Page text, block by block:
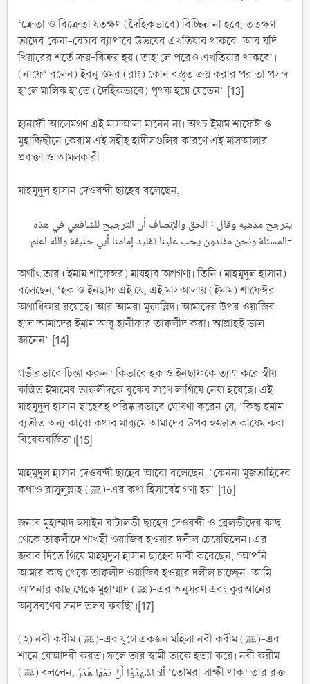
‘ক্রেতা ও বিক্রেতা যতক্ষণ (দৈহিকভাবে) বিচ্ছিন্ন না হবে, ততক্ষণ
তাদের কেনা-বেচার ব্যাপারে উভয়ের এখতিয়ার থাকবে। আর যদি
খিয়ারের শর্তে ক্রয়-বিক্রয় হয় (তাহ’লে পরেও এখতিয়ার থাকবে’।
(নাফে‘ বলেন) ইবনু ওমর (রাঃ) কোন বস্ত্ত ক্রয় করার পর তা পসন্দ
হ’লে মালিক হ’তে (দৈহিকভাবে) পৃথক হয়ে যেতেন’।[13]
হানাফী আলেমগণ এই মাসআলা মানেন না। অথচ ইমাম শাফেঈ ও
মুহাদ্দিছীনে কেরাম এই সহীহ হাদীসগুলির কারণে এই মাসআলার
প্রবক্তা ও আমলকারী।
মাহমূদুল হাসান দেওবন্দী ছাহেব বলেছেন,
يترجح مذهبه وقال : الحق والإنصاف أن الترجيح للشافعي في هذه
المسئلة ونحن مقلدون يجب علينا تقليد إمامنا أبي حنيفة والله اعلم-​
অর্থাৎ তার (ইমাম শাফেঈর) মাযহাব অগ্রগণ্য। তিনি (মাহমূদুল হাসান)
বলেছেন, ‘হক ও ইনছাফ এই যে, এই মাসআলায় (ইমাম) শাফেঈর
অগ্রাধিকার রয়েছে। আর আমরা মুক্বাল্লিদ। আমাদের উপর ওয়াজিব
হ’ল আমাদের ইমাম আবূ হানীফার তাক্বলীদ করা। আল্লাহই ভাল
জানেন’।[14]
গভীরভাবে চিন্তা করুন! কিভাবে হক ও ইনছাফকে ত্যাগ করে স্বীয়
কল্পিত ইমামের তাক্বলীদকে বুকের সাথে লাগিয়ে নেয়া হয়েছে। এই
মাহমূদুল হাসান ছাহেবই পরিষ্কারভাবে ঘোষণা করেন যে, ‘কিন্তু ইমাম
ব্যতীত অন্য কারো কথার মাধ্যমে আমাদের উপর হুজ্জাত কায়েম করা
বিবেকবর্জিত’।[15]
মাহমূদুল হাসান দেওবন্দী ছাহেব আরো বলেছেন, ‘কেননা মুজতাহিদের
কথাও রাসূলুল্লাহ (ﷺ)-এর কথা হিসাবেই গণ্য হয়’।[16]
জনাব মুহাম্মাদ হুসাইন বাটালভী ছাহেব দেওবন্দী ও ব্রেলভীদের কাছ
থেকে তাক্বলীদে শাখছী ওয়াজিব হওয়ার দলীল চেয়েছিলেন। এর
জবাব দিতে গিয়ে মাহমূদুল হাসান ছাহেব দাবী করেছেন, ‘আপনি
আমার কাছ থেকে তাক্বলীদ ওয়াজিব হওয়ার দলীল চাচ্ছেন। আমি
আপনার কাছ থেকে মুহাম্মাদ (ﷺ)-এর অনুসরণ এবং কুরআনের
অনুসরণের সনদ তলব করছি’।[17]
(২) নবী করীম (ﷺ)-এর যুগে একজন মহিলা নবী করীম (ﷺ)-এর
শানে বেআদবী করত। ফলে তার স্বামী তাকে হত্যা করে। নবী করীম
(ﷺ) বললেন, أَلَا اشْهَدُوْا أَنَّ دَمَهَا هَدَرٌ ‘তোমরা সাক্ষী থাক! তার রক্ত